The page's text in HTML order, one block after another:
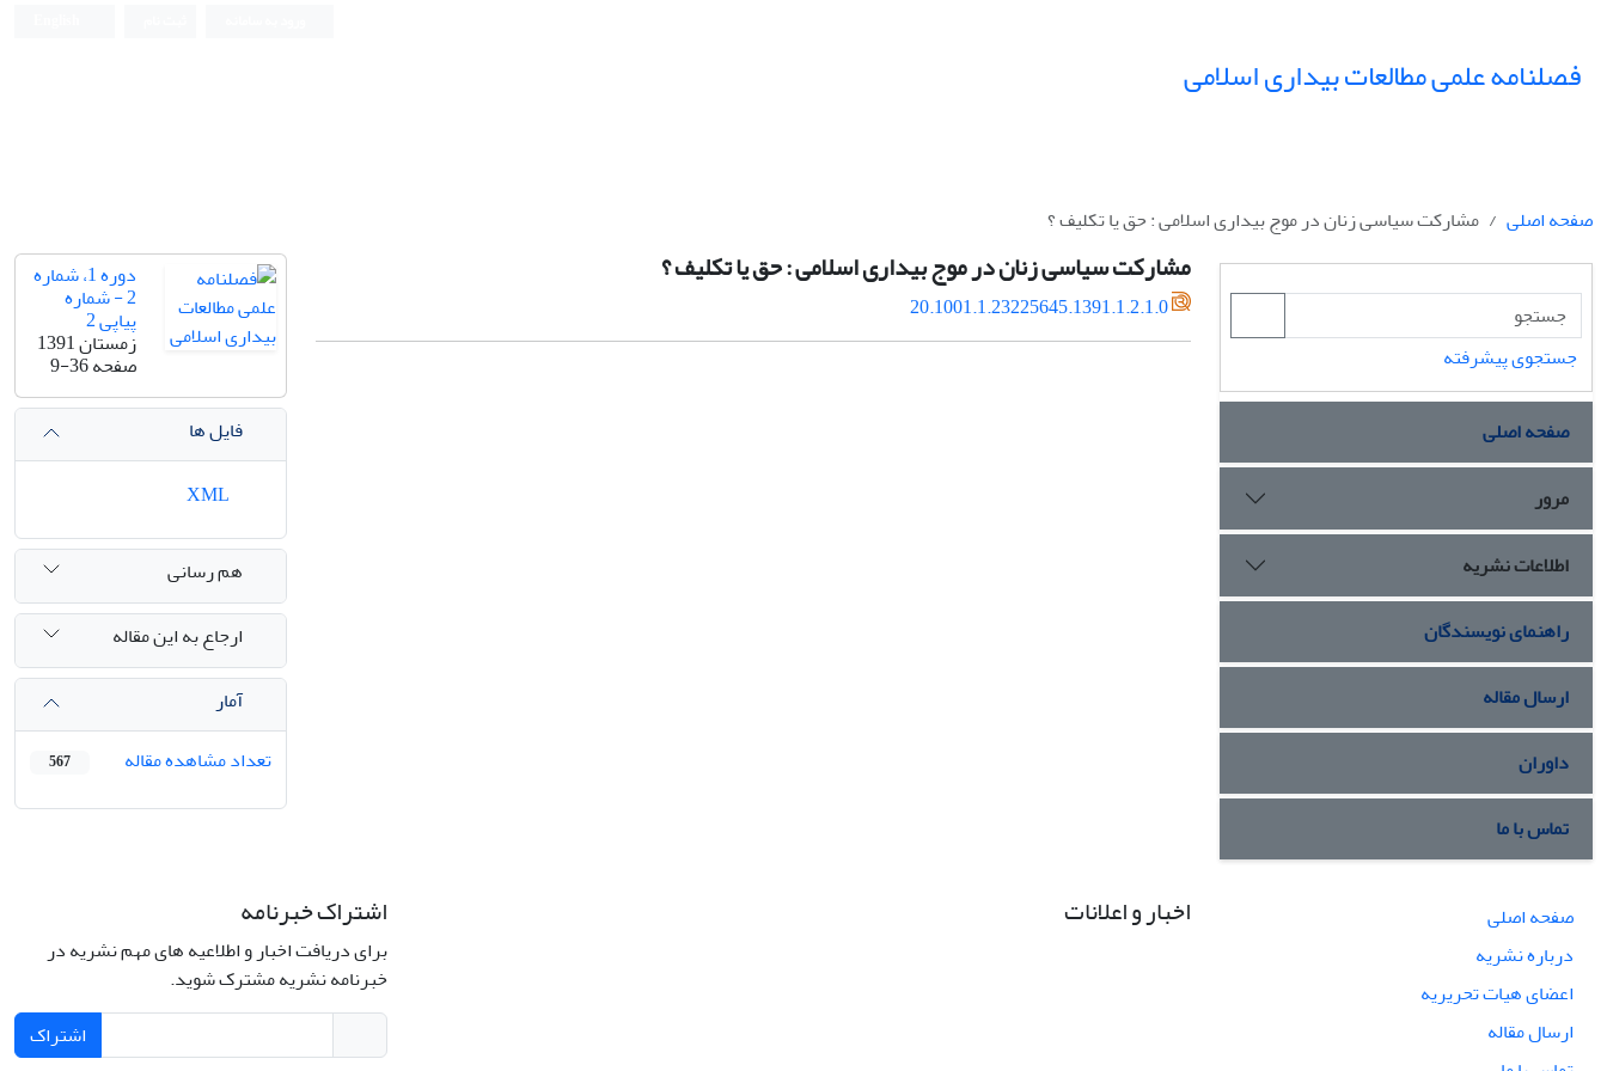
فصلنامه علمی مطالعات بیداری اسلامی
صفحه اصلی مشارکت سیاسی زنان در موج بیداری اسلامی : حق یا تکلیف ؟
مشارکت سیاسی زنان در موج بیداری اسلامی : حق یا تکلیف ؟
20.1001.1.23225645.1391.1.2.1.0
دوره 1، شماره
2 - شماره
پیاپی 2
زمستان 1391
صفحه9-36
فایل ها
هم رسانی
ارجاع به این مقاله
آمار
تعداد مشاهده مقاله
567
جستجوی پیشرفته
صفحه اصلی
مرور
اطلاعات نشریه
راهنمای نویسندگان
ارسال مقاله
داوران
تماس با ما
صفحه اصلی
درباره نشریه
اعضای هیات تحریریه
ارسال مقاله
اخبار و اعلانات اشتراک خبرنامه
برای دریافت اخبار و اطلاعیه های مهم نشریه در
خبرنامه نشریه مشترک شوید.
اشتراک